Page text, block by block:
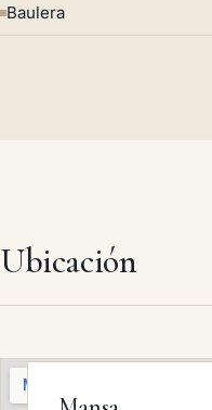
Baulera
Ubicación